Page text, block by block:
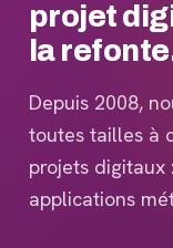
projet
la
Depuis 2008,
toutes tailles à
projets digitaux
applications